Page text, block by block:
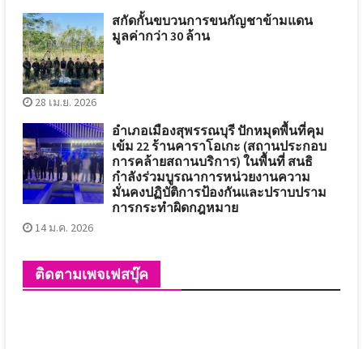
สกัดกั้นขบวนการขนกัญชาข้ามแดน
มูลค่ากว่า 30 ล้าน
28 เม.ย. 2026
อำเภอเมืองสุพรรณบุรี ปักหมุดพื้นที่คุม
เข้ม 22 ร้านคาราโอเกะ (สถานประกอบ
การคล้ายสถานบริการ) ในพื้นที่ สนธิ
กำลังร่วมบูรณาการหน่วยงานความ
มั่นคงปฏิบัติการป้องกันและปราบปราม
การกระทำผิดกฎหมาย
14 ม.ค. 2026
ติดตามเพจเฟสบุ๊ค